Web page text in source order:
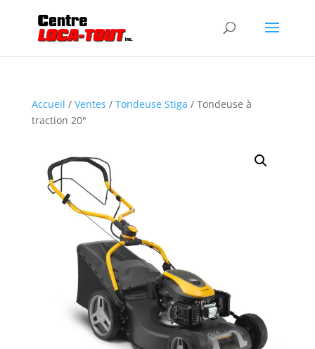
Accueil / Ventes / Tondeuse Stiga / Tondeuse à
traction 20″